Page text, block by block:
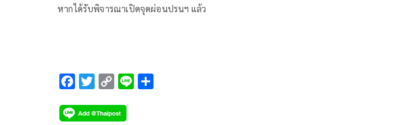
หากได้รับพิจารณาเปิดจุดผ่อนปรนฯ แล้ว
F
e
T
tt
C
p
Li